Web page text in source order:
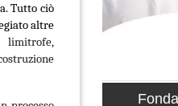
Tutto ciò
altre
limitrofe,